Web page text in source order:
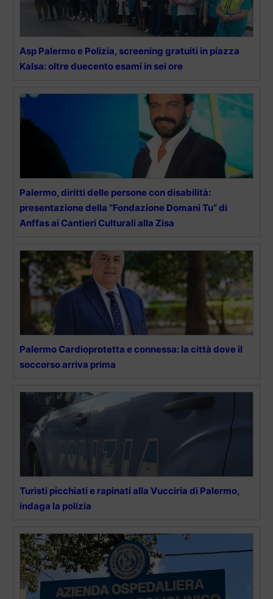
Asp Palermo e Polizia, screening gratuiti in piazza
Kalsa: oltre duecento esami in sei ore
Palermo, diritti delle persone con disabilità:
presentazione della “Fondazione Domani Tu” di
Anffas ai Cantieri Culturali alla Zisa
Palermo Cardioprotetta e connessa: la città dove il
soccorso arriva prima
Turisti picchiati e rapinati alla Vucciria di Palermo,
indaga la polizia